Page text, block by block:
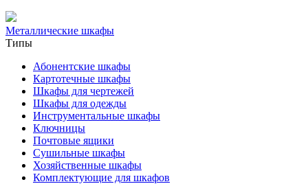
Металлические шкафы
Типы
Абонентские шкафы
Картотечные шкафы
Шкафы для чертежей
Шкафы для одежды
Инструментальные шкафы
Ключницы
Почтовые ящики
Сушильные шкафы
Хозяйственные шкафы
Комплектующие для шкафов